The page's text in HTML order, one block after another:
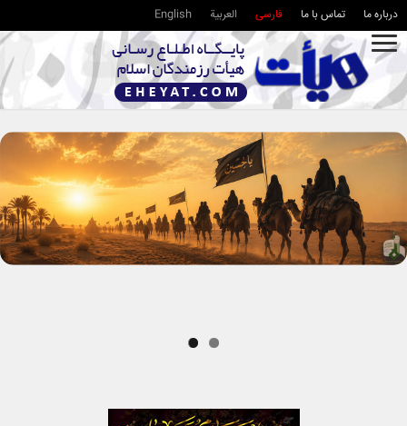
درباره ما تماس با ما فارسی العربية English